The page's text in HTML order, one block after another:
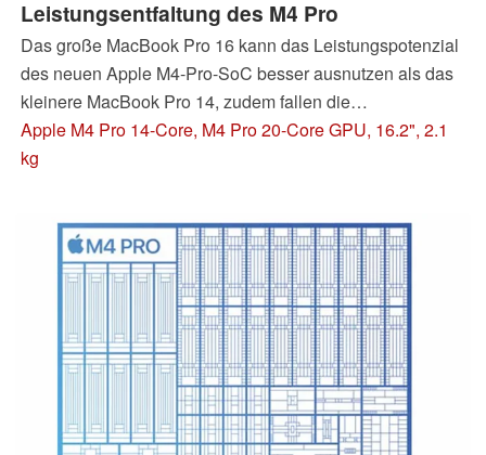
Leistungsentfaltung des M4 Pro
Das große MacBook Pro 16 kann das Leistungspotenzial
des neuen Apple M4-Pro-SoC besser ausnutzen als das
kleinere MacBook Pro 14, zudem fallen die
Akkulaufzeiten noch einmal deutlich besser aus. Auch
hier ist das optionale matte Display ein wirklicher Vorteil,
Apple M4 Pro 14-Core, M4 Pro 20-Core GPU, 16.2", 2.1
kg